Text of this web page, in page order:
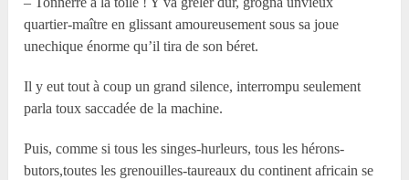
quartier-maître en glissant amoureusement sous sa joue
unechique énorme qu’il tira de son béret.
Il y eut tout à coup un grand silence, interrompu seulement
parla toux saccadée de la machine.
Puis, comme si tous les singes-hurleurs, tous les hérons-
butors,toutes les grenouilles-taureaux du continent africain se